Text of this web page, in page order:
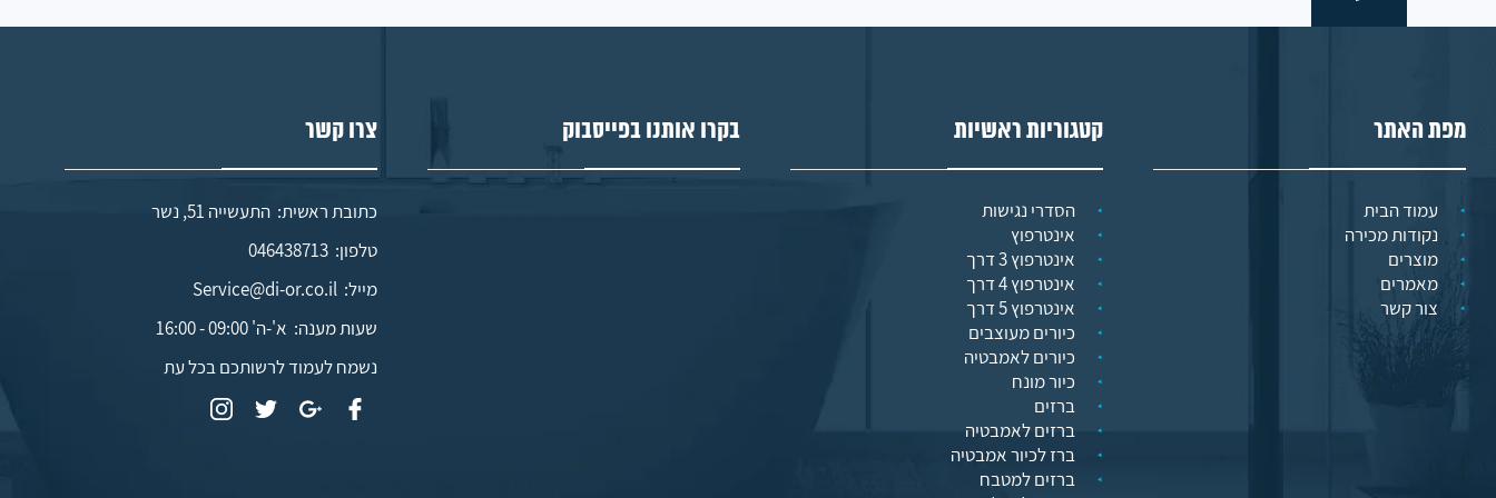
מפת האתר
עמוד הבית
נקודות מכירה
מוצרים
מאמרים
צור קשר
קטגוריות ראשיות
הסדרי נגישות
אינטרפוץ
אינטרפוץ 3 דרך
אינטרפוץ 4 דרך
אינטרפוץ 5 דרך
כיורים מעוצבים
כיורים לאמבטיה
כיור מונח
ברזים
ברזים לאמבטיה
ברז לכיור אמבטיה
ברזים למטבח
בקרו אותנו בפייסבוק צרו קשר
כתובת ראשית: התעשייה 51, נשר
טלפון: 046438713
מייל: Service@di-or.co.il
שעות מענה: א'-ה' 09:00 - 16:00
נשמח לעמוד לרשותכם בכל עת